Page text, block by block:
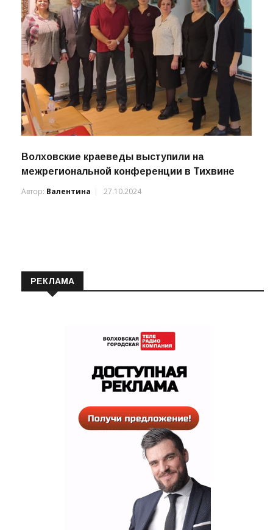
Волховские краеведы выступили на
межрегиональной конференции в Тихвине
Автор: Валентина 27.10.2024
РЕКЛАМА